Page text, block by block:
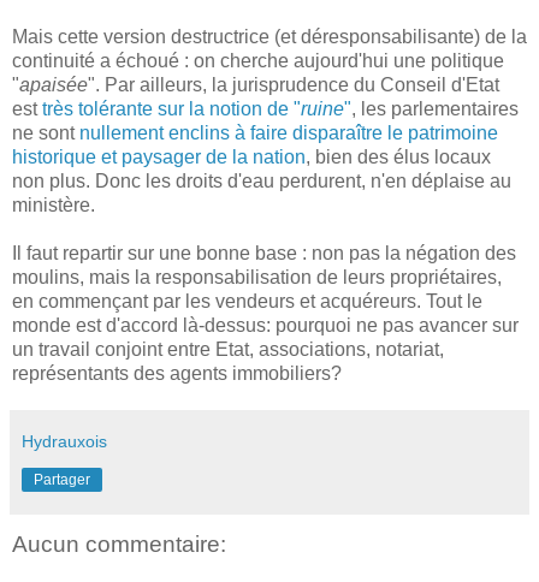
Mais cette version destructrice (et déresponsabilisante) de la
continuité a échoué : on cherche aujourd'hui une politique
"apaisée". Par ailleurs, la jurisprudence du Conseil d'Etat
esttrès tolérante sur la notion de "ruine", les parlementaires
ne sont nullement enclins à faire disparaître le patrimoine
historique et paysager de la nation, bien des élus locaux
non plus. Donc les droits d'eau perdurent, n'en déplaise au
ministère.
Il faut repartir sur une bonne base : non pas la négation des
moulins, mais la responsabilisation de leurs propriétaires,
en commençant par les vendeurs et acquéreurs. Tout le
monde est d'accord là-dessus: pourquoi ne pas avancer sur
un travail conjoint entre Etat, associations, notariat,
représentants des agents immobiliers?
Hydrauxois
Partager
Aucun commentaire: